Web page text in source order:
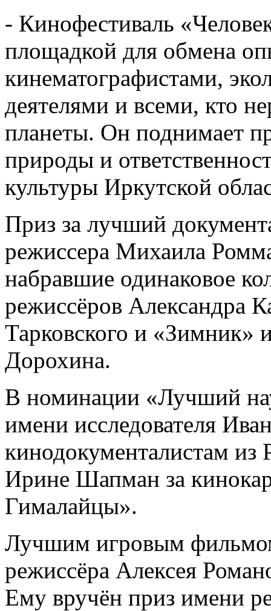
- Кинофестиваль
площадкой для обмена
кинематографистами,
деятелями и всеми, кто
планеты. Он поднимает
природы и
культуры Иркутской
Приз за лучший
режиссера Михаила
набравшие одинаковое
режиссёров Александра
Тарковского и «Зимник»
Дорохина.
В номинации «Лучший
имени исследователя
кинодокументалистам
Ирине Шапман за
Гималайцы».
Лучшим игровым фильмом
режиссёра Алексея
Ему вручён приз имени